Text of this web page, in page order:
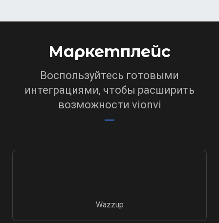
Маркетплейс
Воспользуйтесь готовыми
интеграциями, чтобы расширить
возможности vionvi
Wazzup